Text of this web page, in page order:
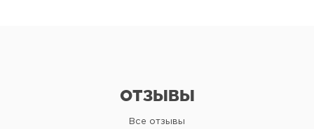
ОТЗЫВЫ
Все отзывы